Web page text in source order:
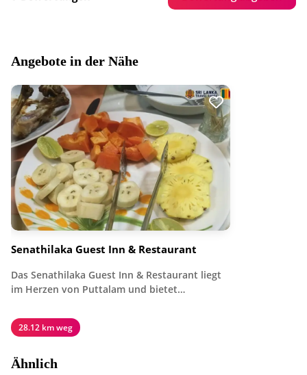
Angebote in der Nähe
Senathilaka Guest Inn & Restaurant
Das Senathilaka Guest Inn & Restaurant liegt
im Herzen von Puttalam und bietet…
28.12 km weg
Ähnlich